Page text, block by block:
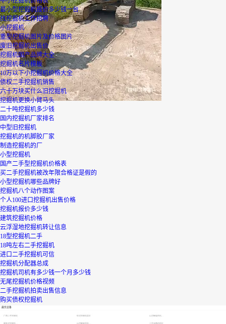
最小型挖掘机报价多少钱一台
找挖掘机工作招聘
小挖掘机
重型挖掘机图片及价格图片
废旧挖掘机出售价
挖掘机国产品牌大全
挖掘机名片模板
10万以下小挖掘机价格大全
债权二手挖掘机销售
六十万块买什么旧挖掘机
挖掘机更换小臂马头
二十吨挖掘机多少钱
国内挖掘机厂家排名
中型旧挖掘机
挖掘机的机脚胶厂家
制造挖掘机的厂
小型挖掘机
国产二手型挖掘机价格表
买二手挖掘机被改年限合格证是假的
小型挖掘机哪些品牌好
挖掘机八个动作图案
个人100进口挖掘机出售价格
挖掘机报价多少钱
建筑挖掘机价格
云浮湿地挖掘机转让信息
18型挖掘机二手
18吨左右二手挖掘机
进口二手挖掘机可信
挖掘机分配器总成
挖掘机司机有多少钱一个月多少钱
无尾挖掘机价格视频
二手挖掘机拍卖出售信息
购买债权挖掘机
最优设备
广西二手挖掘机 轮式挖掘机报价
二手压路机报价